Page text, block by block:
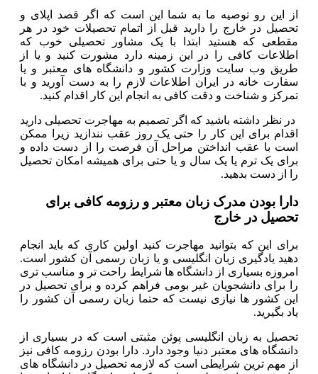
از این رو توصیه ما به شما این است که اگر قصد اپلای و
تحصیل در خارج را دارید قبل از اتمام تحصیلات خود در هر
مقطعی که هستید ابتدا با یک مشاور تحصیلی خوب که
اطلاعات کافی را در این زمینه دارد مشورت کنید و یا از
طریق وب سایت وزارت کشور و دانشگاه های معتبر و یا
سفارت خانه در ایران اطلاعات لازم را به دست آورید و با
تمرکز و شناخت و دقت کافی به انجام این کار اقدام کنید.
در نظر داشته باشید که اگر تصمیم به مهاجرت تحصیلی دارید
اقدام برای این کار را حتی یک روز عقب نندازید زیرا ممکن
است با عقب انداختن مراحل آن فرصت را از دست داده و
برای یک ترم یا یک سال و یا حتی برای همیشه امکان تحصیل
را از دست بدهید.
دارا بودن مدرک زبان معتبر و رزومه کافی برای
تحصیل در خارج
برای این که بتوانید مهاجرت کنید اولین کاری که باید انجام
دهید یادگیری زبان انگلیسی و یا زبان رسمی آن کشور است.
امروزه بسیاری از دانشگاه ها شرایط راحت تر و مناسب تری
را برای دانشجویان غیر بومی فراهم کرده و برای تحصیل در
این کشور ها نیازی نیست که حتما زبان رسمی آن کشور را
یاد بگیرید.
تحصیل به زبان انگلیسی پوئن مثبتی است که در بسیاری از
دانشگاه های معتبر دنیا وجود دارد. دارا بودن رزومه کافی نیز
از مهم ترین شرایطی است که لازمه تحصیل در دانشگاه های